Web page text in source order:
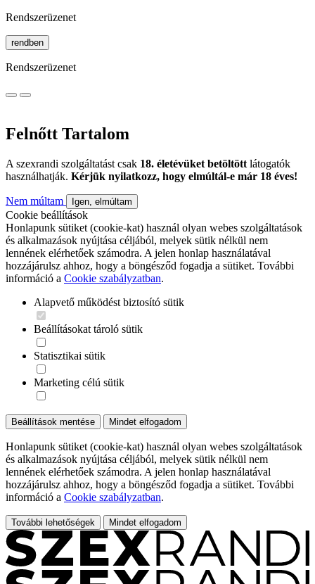
Rendszerüzenet
rendben
Rendszerüzenet
Felnőtt Tartalom
A szexrandi szolgáltatást csak 18. életévüket betöltött látogatók
használhatják. Kérjük nyilatkozz, hogy elmúltál-e már 18 éves!
Nem múltam Igen, elmúltam
Cookie beállítások
Honlapunk sütiket (cookie-kat) használ olyan webes szolgáltatások
és alkalmazások nyújtása céljából, melyek sütik nélkül nem
lennének elérhetőek számodra. A jelen honlap használatával
hozzájárulsz ahhoz, hogy a böngésződ fogadja a sütiket. További
információ a Cookie szabályzatban.
Alapvető működést biztosító sütik
Beállításokat tároló sütik
Statisztikai sütik
Marketing célú sütik
Beállítások mentése Mindet elfogadom
Honlapunk sütiket (cookie-kat) használ olyan webes szolgáltatások
és alkalmazások nyújtása céljából, melyek sütik nélkül nem
lennének elérhetőek számodra. A jelen honlap használatával
hozzájárulsz ahhoz, hogy a böngésződ fogadja a sütiket. További
információ a Cookie szabályzatban.
További lehetőségek Mindet elfogadom